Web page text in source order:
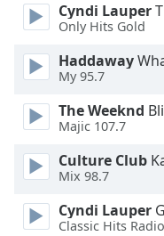
modal
Beginning
dialog
Escape
cancel
and
Cyndi Lauper
Only Hits Gold
Haddaway
My 95.7
The Weeknd
Majic 107.7
Culture Club
Mix 98.7
Cyndi Lauper
Classic Hits